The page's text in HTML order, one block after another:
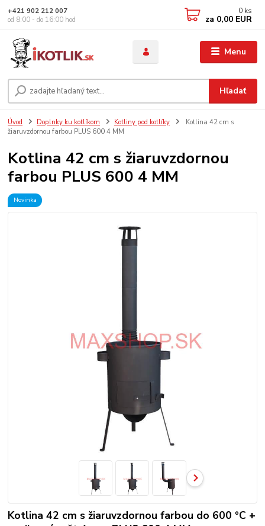
Menu
Hľadať
+421 902 212 007
od 8:00 - do 16:00 hod
0 ks
za 0,00 EUR
Úvod Doplnky ku kotlíkom Kotliny pod kotlíky
Kotlina 42 cm s
žiaruvzdornou farbou PLUS 600 4 MM
Kotlina 42 cm s žiaruvzdornou
farbou PLUS 600 4 MM
Novinka
Kotlina 42 cm s žiaruvzdornou farbou do 600 °C +